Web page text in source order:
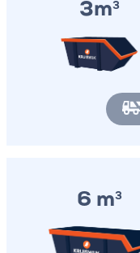
3m3
6 m3